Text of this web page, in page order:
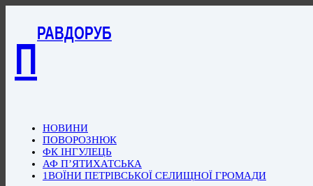
П
РАВДОРУБ
НОВИНИ
ПОВОРОЗНЮК
ФК ІНГУЛЕЦЬ
АФ П’ЯТИХАТСЬКА
1ВОЇНИ ПЕТРІВСЬКОЇ СЕЛИЩНОЇ ГРОМАДИ